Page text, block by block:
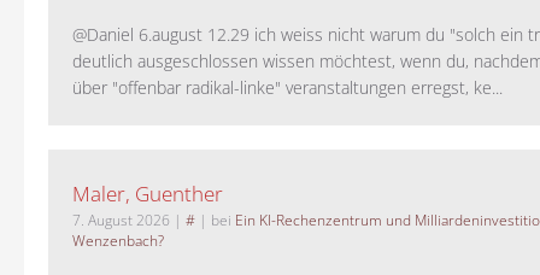
@Daniel 6.august 12.29 ich weiss nicht warum du "solch ein
deutlich ausgeschlossen wissen möchtest, wenn du,
über "offenbar radikal-linke" veranstaltungen erregst, ke...
Maler, Guenther
7. August 2026 | # | bei Ein KI-Rechenzentrum und
Wenzenbach?